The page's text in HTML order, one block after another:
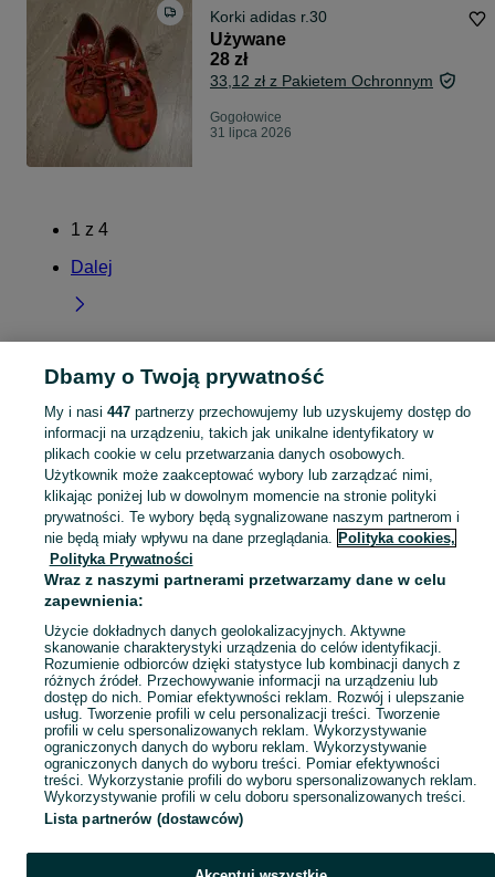
Korki adidas r.30
Używane
28 zł
33,12 zł z Pakietem Ochronnym
Gogołowice
31 lipca 2026
1 z 4
Dalej
Strona główna Dolnośląskie Gogołowice
KATEGORIA
Skorzystaj z największego serwisu ogłoszeniowego - Gogołowice i okolice! Kupuj to, czego pragniesz i sprzedawaj to, czego już nie potrzebujesz! Zobacz
Mapa kategorii
Mapa miejscowości
Mapa ministron
Popularne wyszukiwania
Dbamy o Twoją prywatność
My i nasi 447partnerzy przechowujemy lub uzyskujemy dostęp do
informacji na urządzeniu, takich jak unikalne identyfikatory w
plikach cookie w celu przetwarzania danych osobowych.
Użytkownik może zaakceptować wybory lub zarządzać nimi,
klikając poniżej lub w dowolnym momencie na stronie polityki
prywatności. Te wybory będą sygnalizowane naszym partnerom i
nie będą miały wpływu na dane przeglądania. Polityka cookies,
Polityka Prywatności
Wraz z naszymi partnerami przetwarzamy dane w celu
zapewnienia:
Użycie dokładnych danych geolokalizacyjnych. Aktywne
skanowanie charakterystyki urządzenia do celów identyfikacji.
Rozumienie odbiorców dzięki statystyce lub kombinacji danych z
różnych źródeł. Przechowywanie informacji na urządzeniu lub
dostęp do nich. Pomiar efektywności reklam. Rozwój i ulepszanie
usług. Tworzenie profili w celu personalizacji treści. Tworzenie
profili w celu spersonalizowanych reklam. Wykorzystywanie
ograniczonych danych do wyboru reklam. Wykorzystywanie
ograniczonych danych do wyboru treści. Pomiar efektywności
treści. Wykorzystanie profili do wyboru spersonalizowanych reklam.
Wykorzystywanie profili w celu doboru spersonalizowanych treści.
Lista partnerów (dostawców)